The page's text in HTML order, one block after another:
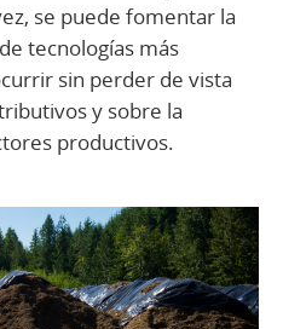
se puede fomentar la
tecnologías más
sin perder de vista
y sobre la
productivos.